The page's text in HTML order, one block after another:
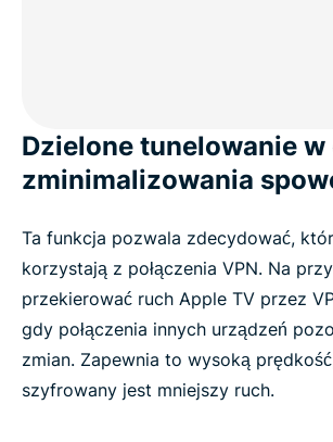
Dzielone tunelowanie w
zminimalizowania
Ta funkcja pozwala zdecydować,
korzystają z połączenia VPN. Na
przekierować ruch Apple TV przez
gdy połączenia innych urządzeń
zmian. Zapewnia to wysoką
szyfrowany jest mniejszy ruch.